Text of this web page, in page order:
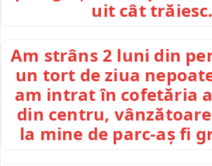
uit cât
Am strâns 2 luni din
un tort de ziua
am intrat în cofetăria
din centru,
la mine de parc-aș fi